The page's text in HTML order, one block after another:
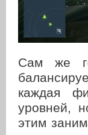
Сам же
каждая
уровней,
этим